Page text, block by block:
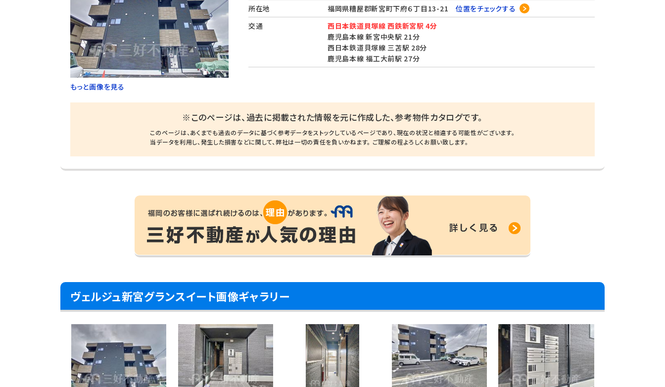
もっと画像を見る
所在地
福岡県糟屋郡新宮町下府６丁目13-21 位置をチェックする
交通
西日本鉄道貝塚線 西鉄新宮駅 4分
鹿児島本線 新宮中央駅 21分
西日本鉄道貝塚線 三苫駅 28分
鹿児島本線 福工大前駅 27分
※このページは、過去に掲載された情報を元に作成した、参考物件カタログです。
このページは、あくまでも過去のデータに基づく参考データをストックしているページであり、現在の状況と相違する可能性がございます。
当データを利用し、発生した損害などに関して、弊社は一切の責任を負いかねます。 ご理解の程よろしくお願い致します。
ヴェルジュ新宮グランスイート画像ギャラリー